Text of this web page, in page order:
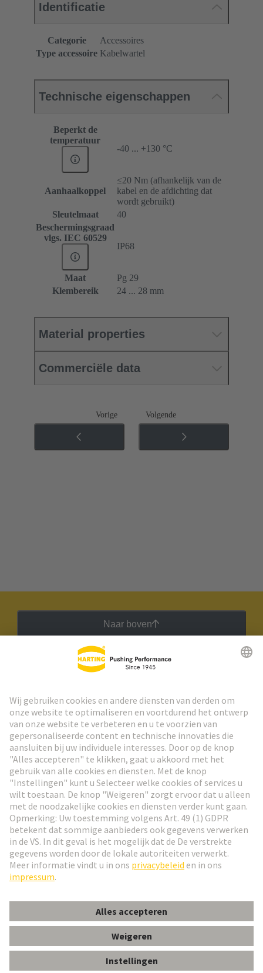
Identificatie
Categorie
Accessoires
Type accessoire Kabelwartel
Technische eigenschappen
Beperkt de
temperatuur
-40 ... +130 °C
Aanhaalkoppel
≤20 Nm (afhankelijk van de
kabel en de afdichting dat
wordt gebruikt)
Sleutelmaat
40
Beschermingsgraad
vlgs. IEC 60529
IP68
Maat
Pg 29
Klembereik
24 ... 28 mm
Material properties
Commerciële data
Vorige Volgende
Naar boven
Ga naar registratie
Social Media
© HARTING Technology Group
AfdrukPrivacybeleid Cookie-instellingen
Gebruiksvoorwaarden